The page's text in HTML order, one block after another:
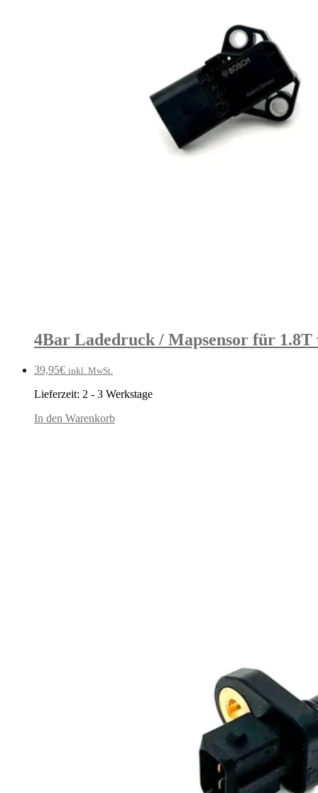
4Bar Ladedruck / Mapsensor für 1.8T
39,95€ inkl. MwSt.
Lieferzeit: 2 - 3 Werkstage
In den Warenkorb